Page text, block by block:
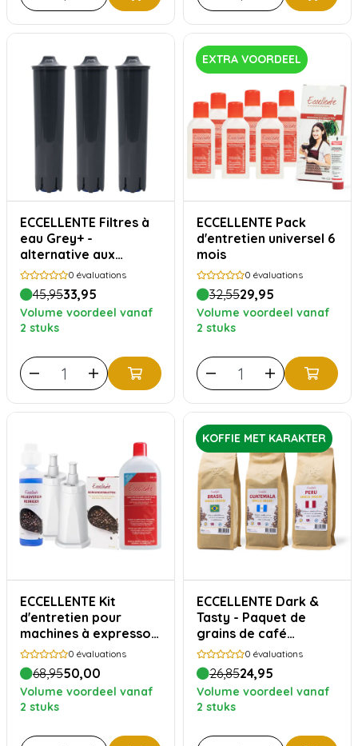
ECCELLENTE Filtres à
eau Grey+ -
alternative aux
cartouches filtrantes
Jura Smart - 3 pièces
0 évaluations
45,9533,95
Volume voordeel vanaf
2 stuks
EXTRA VOORDEEL
ECCELLENTE Pack
d'entretien universel 6
mois
0 évaluations
32,5529,95
Volume voordeel vanaf
2 stuks
ECCELLENTE Kit
d'entretien pour
machines à expresso
Sage
0 évaluations
68,9550,00
Volume voordeel vanaf
2 stuks
KOFFIE MET KARAKTER
ECCELLENTE Dark &
Tasty - Paquet de
grains de café
intenses - 750
grammes
0 évaluations
26,8524,95
Volume voordeel vanaf
2 stuks